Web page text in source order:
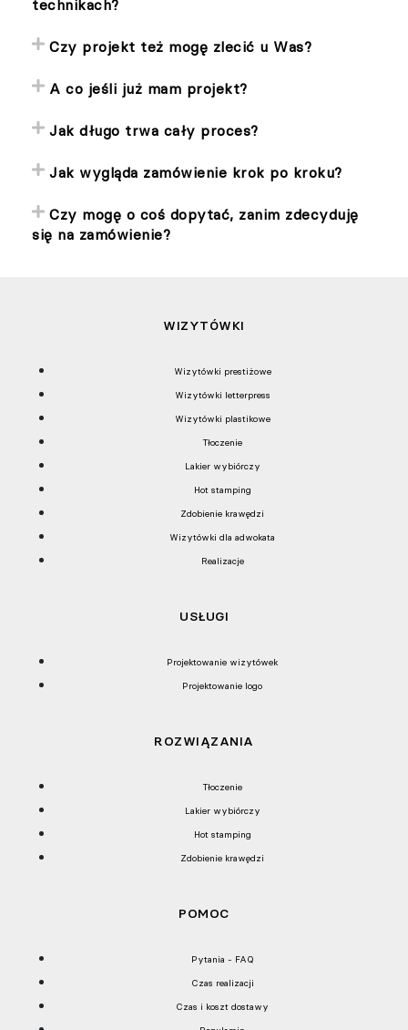
technikach?
Czy projekt też mogę zlecić u Was?
A co jeśli już mam projekt?
Jak długo trwa cały proces?
Jak wygląda zamówienie krok po kroku?
Czy mogę o coś dopytać, zanim zdecyduję
się na zamówienie?
WIZYTÓWKI
Wizytówki prestiżowe
Wizytówki letterpress
Wizytówki plastikowe
Tłoczenie
Lakier wybiórczy
Hot stamping
Zdobienie krawędzi
Wizytówki dla adwokata
Realizacje
USŁUGI
Projektowanie wizytówek
Projektowanie logo
ROZWIĄZANIA
Tłoczenie
Lakier wybiórczy
Hot stamping
Zdobienie krawędzi
POMOC
Pytania - FAQ
Czas realizacji
Czas i koszt dostawy